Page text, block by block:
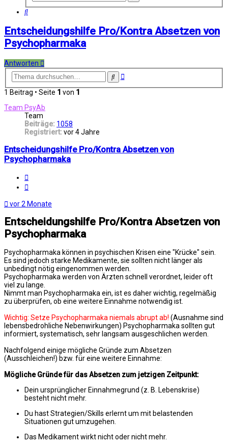
Suche
Entscheidungshilfe Pro/Kontra Absetzen von
Psychopharmaka
Antworten
SucheErweiterte
1 Beitrag • Seite 1 von 1
Team PsyAb
Team
Beiträge: 1058
Registriert: vor 4 Jahre
Entscheidungshilfe Pro/Kontra Absetzen von
Psychopharmaka
vor 2 Monate
Entscheidungshilfe Pro/Kontra Absetzen von
Psychopharmaka
Psychopharmaka können in psychischen Krisen eine "Krücke" sein.
Es sind jedoch starke Medikamente, sie sollten nicht länger als
unbedingt nötig eingenommen werden.
Psychopharmaka werden von Ärzten schnell verordnet, leider oft
viel zu lange.
Nimmt man Psychopharmaka ein, ist es daher wichtig, regelmäßig
zu überprüfen, ob eine weitere Einnahme notwendig ist.
Wichtig: Setze Psychopharmaka niemals abrupt ab! (Ausnahme sind
lebensbedrohliche Nebenwirkungen) Psychopharmaka sollten gut
informiert, systematisch, sehr langsam ausgeschlichen werden.
Nachfolgend einige mögliche Gründe zum Absetzen
(Ausschleichen!) bzw. für eine weitere Einnahme:
Mögliche Gründe für das Absetzen zum jetzigen Zeitpunkt:
Dein ursprünglicher Einnahmegrund (z. B. Lebenskrise)
besteht nicht mehr.
Du hast Strategien/Skills erlernt um mit belastenden
Situationen gut umzugehen.
Das Medikament wirkt nicht oder nicht mehr.